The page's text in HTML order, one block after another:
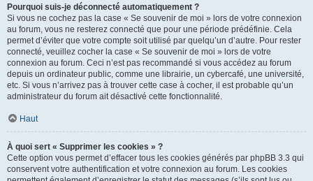
Pourquoi suis-je déconnecté automatiquement ?
Si vous ne cochez pas la case « Se souvenir de moi » lors de votre connexion
au forum, vous ne resterez connecté que pour une période prédéfinie. Cela
permet d’éviter que votre compte soit utilisé par quelqu’un d’autre. Pour rester
connecté, veuillez cocher la case « Se souvenir de moi » lors de votre
connexion au forum. Ceci n’est pas recommandé si vous accédez au forum
depuis un ordinateur public, comme une librairie, un cybercafé, une université,
etc. Si vous n’arrivez pas à trouver cette case à cocher, il est probable qu’un
administrateur du forum ait désactivé cette fonctionnalité.
Haut
À quoi sert « Supprimer les cookies » ?
Cette option vous permet d’effacer tous les cookies générés par phpBB 3.3 qui
conservent votre authentification et votre connexion au forum. Les cookies